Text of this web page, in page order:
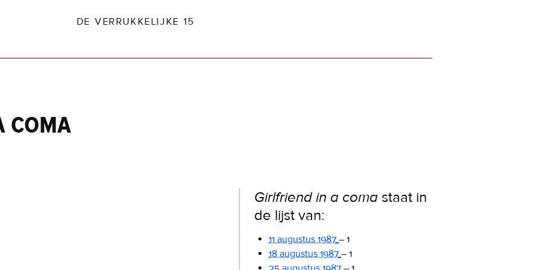
DE VERRUKKELIJKE 15
Girlfriend in a coma staat in
de lijst van:
11 augustus 1987 – 1
18 augustus 1987 – 1